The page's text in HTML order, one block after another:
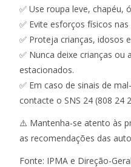
✅ Use roupa leve, chapéu,
✅ Evite esforços físicos
✅ Proteja crianças, idosos
✅ Nunca deixe crianças ou
estacionados.
✅ Em caso de sinais de
contacte o SNS 24 (808 24
⚠️ Mantenha-se atento às
as recomendações das
Fonte: IPMA e Direção-